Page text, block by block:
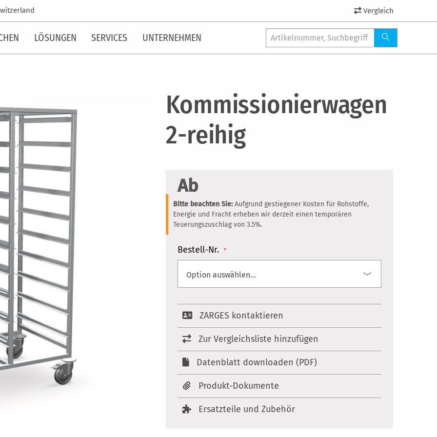
Vergleich
LÖSUNGEN SERVICES UNTERNEHMEN
Kommissionierwagen
2-reihig
Ab
Bitte beachten Sie:Aufgrund gestiegener Kosten für Rohstoffe,
Energie und Fracht erheben wir derzeit einen temporären
Teuerungszuschlag von 3.5%.
Bestell-Nr.
ZARGES kontaktieren
Zur Vergleichsliste hinzufügen
Datenblatt downloaden (PDF)
Produkt-Dokumente
Ersatzteile und Zubehör